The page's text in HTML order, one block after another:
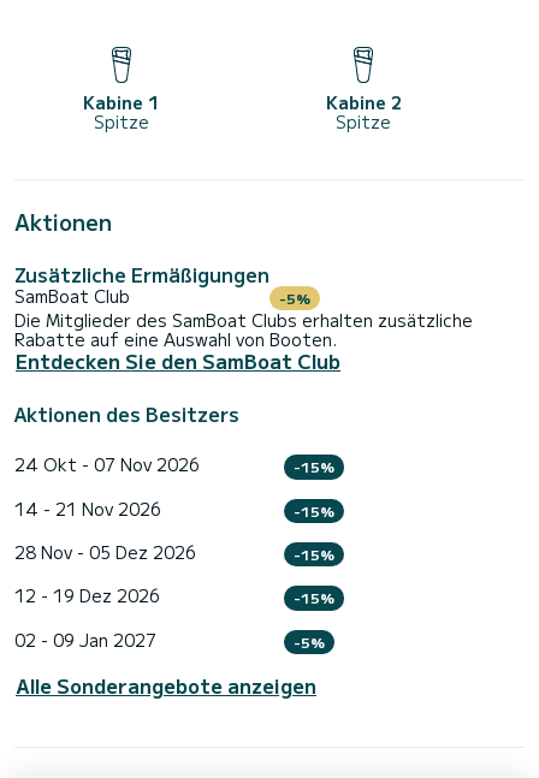
Kabine 1
Spitze
Kabine 2
Spitze
Aktionen
Zusätzliche Ermäßigungen
SamBoat Club -5%
Die Mitglieder des SamBoat Clubs erhalten zusätzliche
Rabatte auf eine Auswahl von Booten.
Entdecken Sie den SamBoat Club
Aktionen des Besitzers
24 Okt - 07 Nov 2026 -15%
14 - 21 Nov 2026 -15%
28 Nov - 05 Dez 2026 -15%
12 - 19 Dez 2026 -15%
02 - 09 Jan 2027 -5%
Alle Sonderangebote anzeigen